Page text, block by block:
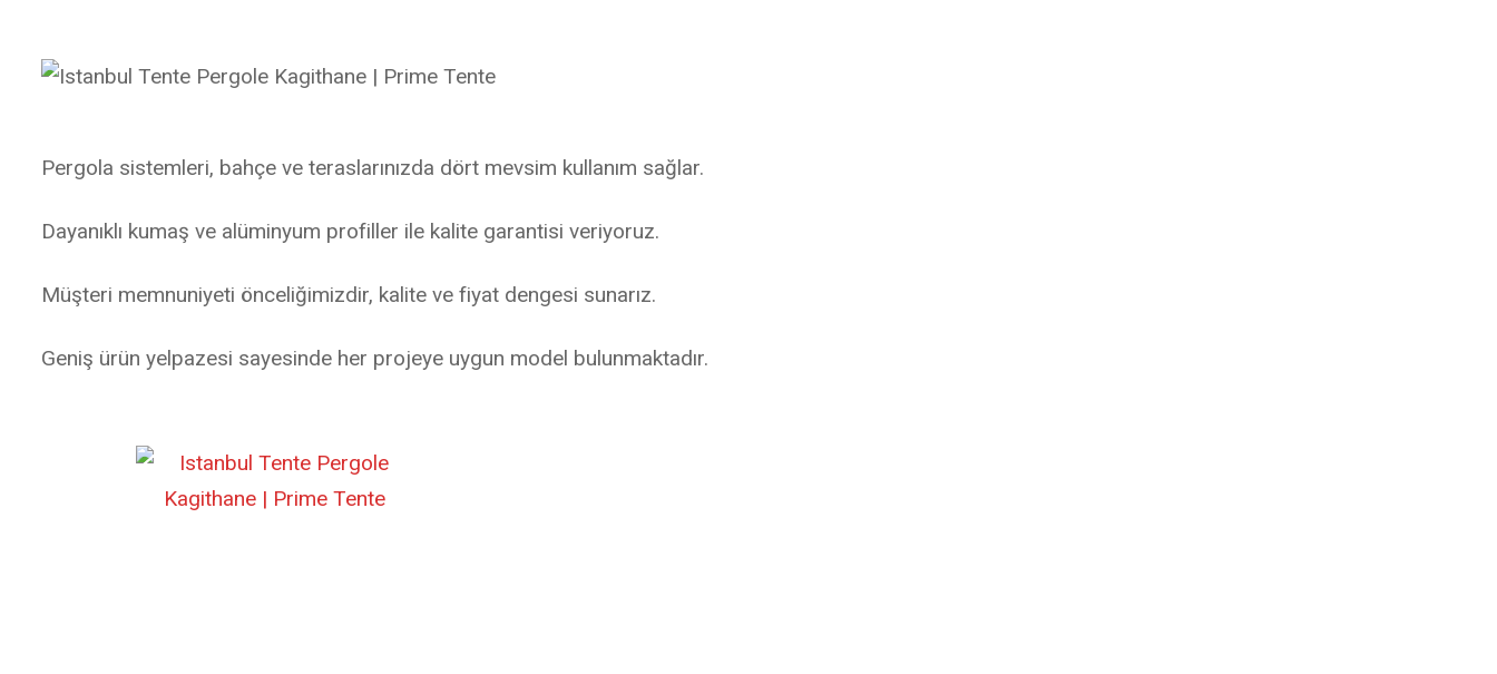
Pergola sistemleri, bahçe ve teraslarınızda dört mevsim kullanım sağlar.
Dayanıklı kumaş ve alüminyum profiller ile kalite garantisi veriyoruz.
Müşteri memnuniyeti önceliğimizdir, kalite ve fiyat dengesi sunarız.
Geniş ürün yelpazesi sayesinde her projeye uygun model bulunmaktadır.